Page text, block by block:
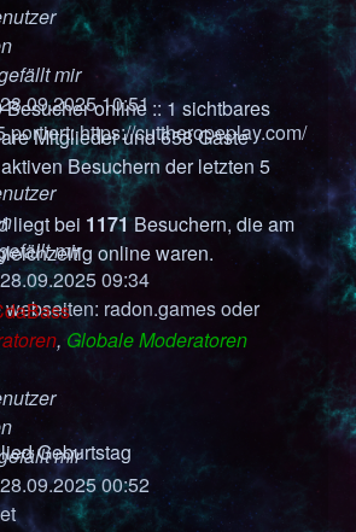
mir
28.09.2025 10:51
portiert:https://cuttheropeplay.com/
mir
28.09.2025 09:34
radon.gamesoder
mir
28.09.2025 00:52
Besucher online :: 1 sichtbares
Mitglieder und 658 Gäste
Besuchern der letzten 5
liegt bei 1171Besuchern, die am
online waren.
, Globale Moderatoren
Geburtstag